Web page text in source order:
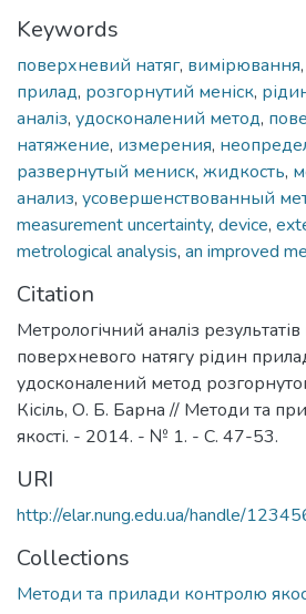
Keywords
поверхневий натяг, вимірювання,
прилад, розгорнутий меніск,
аналіз, удосконалений метод,
натяжение, измерения,
развернутый мениск, жидкость,
анализ, усовершенствованный
measurement uncertainty, device,
metrological analysis, an improved
Citation
Метрологічний аналіз
поверхневого натягу рідин
удосконалений метод
Кісіль, О. Б. Барна // Методи та
якості. - 2014. - № 1. - С. 47-53.
URI
http://elar.nung.edu.ua/handle/
Collections
Методи та прилади контролю